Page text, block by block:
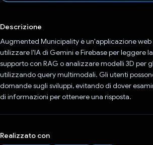
Descrizione
Augmented Municipality è un'applicazione
utilizzare l'IA di Gemini e Firebase per leggere
supporto con RAG o analizzare modelli 3D per
utilizzando query multimodali. Gli utenti
domande sugli sviluppi, evitando di dover
di informazioni per ottenere una risposta.
Realizzato con